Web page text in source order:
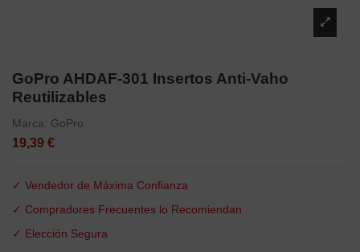
GoPro AHDAF-301 Insertos Anti-Vaho
Reutilizables
Marca: GoPro
19,39 €
✓ Vendedor de Máxima Confianza
✓ Compradores Frecuentes lo Recomiendan
✓ Elección Segura